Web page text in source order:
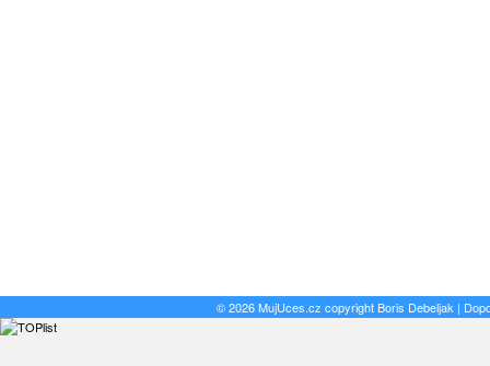
© 2026 MujUces.cz copyrightBoris Debeljak |